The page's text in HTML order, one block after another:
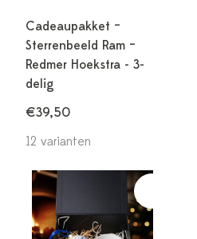
Cadeaupakket –
Sterrenbeeld Ram –
Redmer Hoekstra - 3-
delig
€39,50
12 varianten